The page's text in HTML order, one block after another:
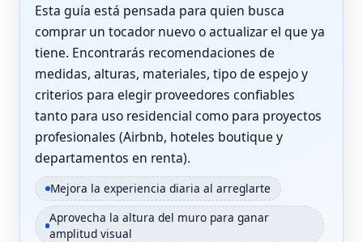
Esta guía está pensada para quien busca
comprar un tocador nuevo o actualizar el que ya
tiene. Encontrarás recomendaciones de
medidas, alturas, materiales, tipo de espejo y
criterios para elegir proveedores confiables
tanto para uso residencial como para proyectos
profesionales (Airbnb, hoteles boutique y
departamentos en renta).
Mejora la experiencia diaria al arreglarte
Aprovecha la altura del muro para ganar
amplitud visual